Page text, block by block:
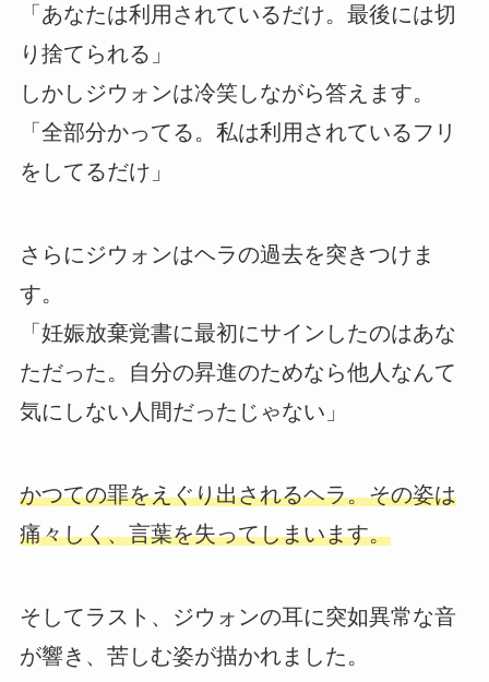
「あなたは利用されているだけ。最後には切
り捨てられる」
しかしジウォンは冷笑しながら答えます。
「全部分かってる。私は利用されているフリ
をしてるだけ」
さらにジウォンはヘラの過去を突きつけま
す。
「妊娠放棄覚書に最初にサインしたのはあな
ただった。自分の昇進のためなら他人なんて
気にしない人間だったじゃない」
かつての罪をえぐり出されるヘラ。その姿は
痛々しく、言葉を失ってしまいます。
そしてラスト、ジウォンの耳に突如異常な音
が響き、苦しむ姿が描かれました。